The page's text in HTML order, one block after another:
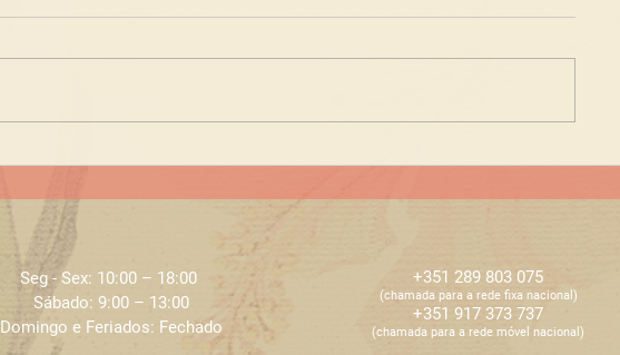
Seg - Sex: 10:00 – 18:00 ​​
Sábado: 9:00 – 13:00
Domingo e Feriados: Fechado
+351 289 803 075
​​(chamada para a rede fixa nacional)
+351 917 373 737
​​(chamada para a rede móvel nacional)